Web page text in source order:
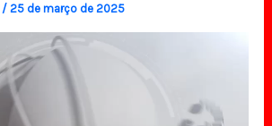
/25 de março de 2025